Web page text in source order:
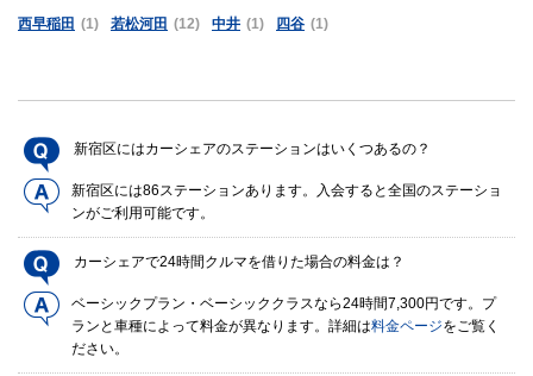
西早稲田 (1) 若松河田 (12) 中井 (1) 四谷 (1)
新宿区にはカーシェアのステーションはいくつあるの？
新宿区には86ステーションあります。入会すると全国のステーショ
ンがご利用可能です。
カーシェアで24時間クルマを借りた場合の料金は？
ベーシックプラン・ベーシッククラスなら24時間7,300円です。プ
ランと車種によって料金が異なります。詳細は料金ページをご覧く
ださい。